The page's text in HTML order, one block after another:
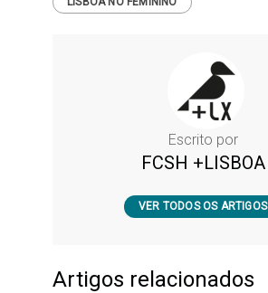
Escrito por
FCSH +LISBOA
VER TODOS OS ARTIGOS
Artigos relacionados